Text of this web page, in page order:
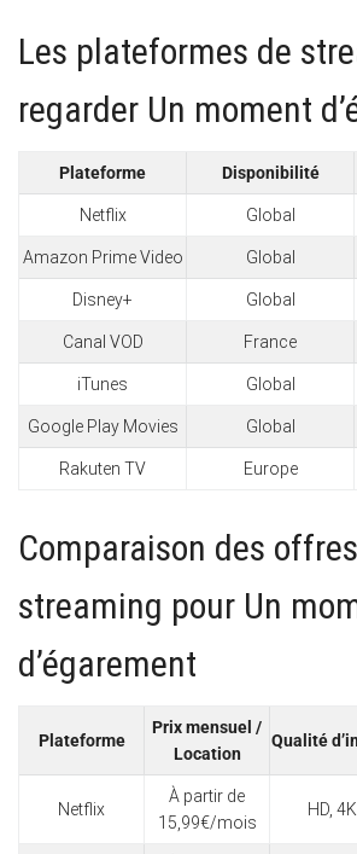
Les plateformes de
regarder Un moment
Plateforme Disponibilité
Netflix Global
Amazon Prime Video Global
Disney+ Global
Canal VOD France
iTunes Global
Google Play Movies Global
Rakuten TV Europe
Comparaison des
streaming pour Un
d’égarement
Plateforme
Prix mensuel /
Location
Qualité
Netflix
À partir de
15,99€/mois
HD, 4K